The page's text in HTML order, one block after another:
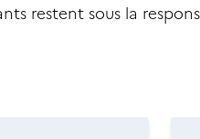
restent sous la